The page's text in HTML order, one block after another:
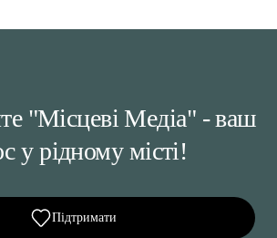
"Місцеві Медіа" - ваш
у рідному місті!
Підтримати